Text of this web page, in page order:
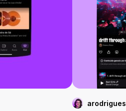
arodrigues